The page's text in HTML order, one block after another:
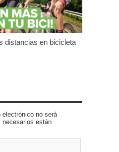
distancias en bicicleta
electrónico no será
necesarios están